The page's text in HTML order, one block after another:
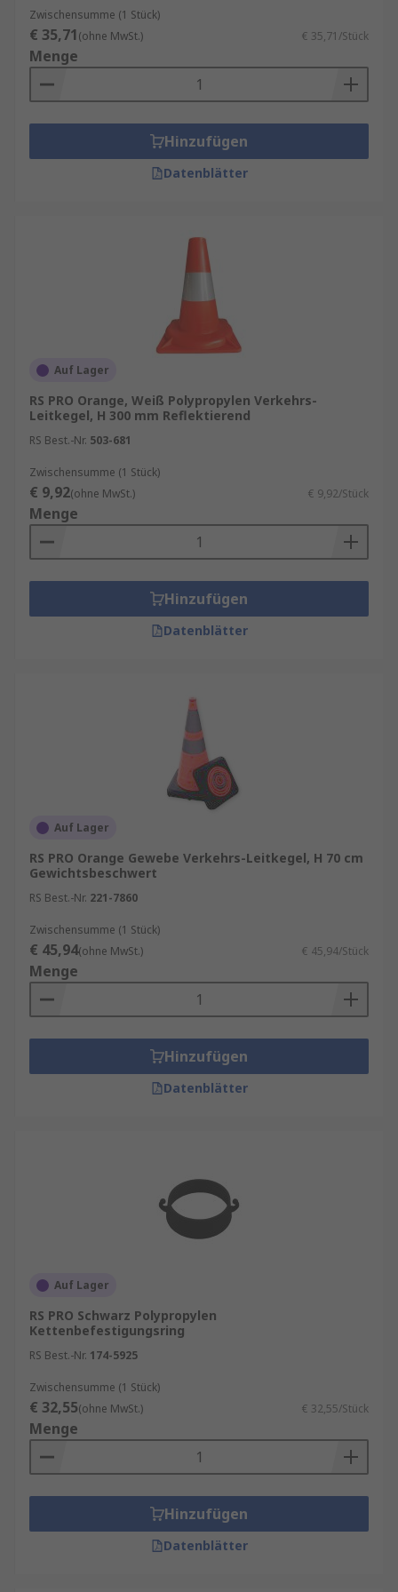
bestimmte Bereiche unzugänglich zu machen.
Das Absperrband wird dabei meist an der Spitze
der Leitkegel angebracht, um einen Durchgang
oder ein Gebiet zu sperren. Das Absperrband ist
in der Regel weiß/rot oder schwarz/gelb.
Stoff – normalerweise bei Leitkegeln für
den Innenbereich und ausziehbaren
Leitkegeln
Verwendung:
Gewerbe
Medizin
Verkehr
Zwischensumme (1 Stück)
€ 35,71(ohne MwSt.) € 35,71/Stück
Menge
Hinzufügen
Datenblätter
Auf Lager
RS PRO Orange, Weiß Polypropylen Verkehrs-
Leitkegel, H 300 mm Reflektierend
RS Best.-Nr. 503-681
Zwischensumme (1 Stück)
€ 9,92(ohne MwSt.) € 9,92/Stück
Menge
Hinzufügen
Datenblätter
Auf Lager
RS PRO Orange Gewebe Verkehrs-Leitkegel, H 70 cm
Gewichtsbeschwert
RS Best.-Nr. 221-7860
Zwischensumme (1 Stück)
€ 45,94(ohne MwSt.) € 45,94/Stück
Menge
Hinzufügen
Datenblätter
Auf Lager
RS PRO Schwarz Polypropylen
Kettenbefestigungsring
RS Best.-Nr. 174-5925
Zwischensumme (1 Stück)
€ 32,55(ohne MwSt.) € 32,55/Stück
Menge
Hinzufügen
Datenblätter